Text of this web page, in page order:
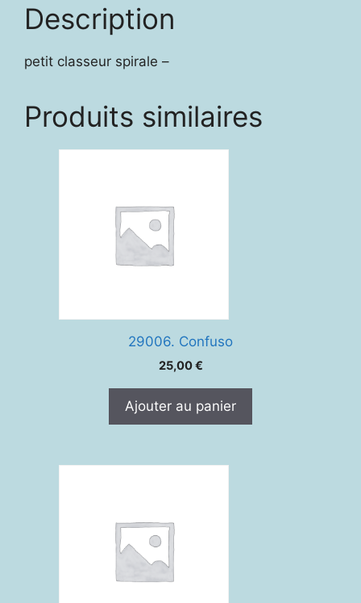
Description
petit classeur spirale –
Produits similaires
29006. Confuso
25,00€
Ajouter au panier